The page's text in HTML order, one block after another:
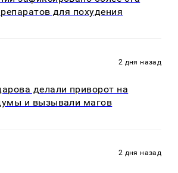
для похудения
2 дня назад
делали приворот на
и вызывали магов
2 дня назад